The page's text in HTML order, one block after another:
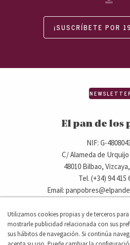
¡SUSCRÍBETE POR
El pan de los
NIF: G-
C/ Alameda de Urquijo
48010 Bilbao,
Tel. (+34) 94 415
Email:
© 2020
Aviso legal
Cláusula de
Política de
Utilizamos cookies propias y de terceros
mostrarle publicidad relacionada con sus
sus hábitos de navegación. Si continúa